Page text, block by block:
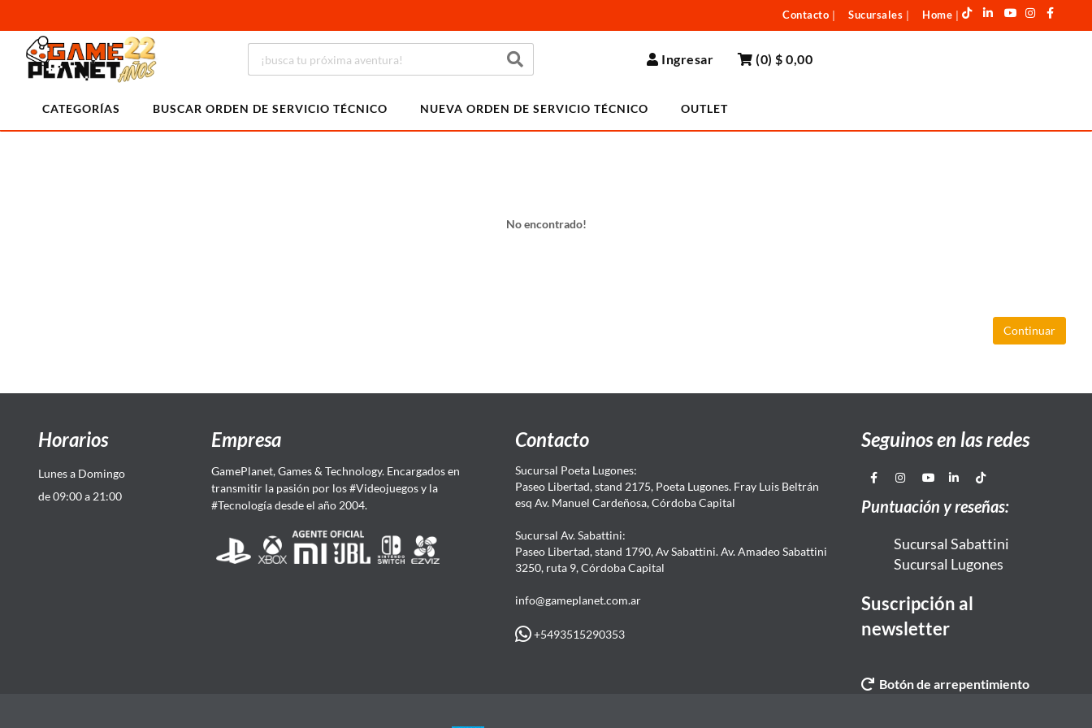
Contacto Sucursales Home
Ingresar (0)$ 0,00
CATEGORÍAS BUSCAR ORDEN DE SERVICIO TÉCNICO NUEVA ORDEN DE SERVICIO TÉCNICO OUTLET
No encontrado!
Continuar
Horarios
Lunes a Domingo
de 09:00 a 21:00
Empresa
GamePlanet, Games & Technology. Encargados en
transmitir la pasión por los #Videojuegos y la
#Tecnología desde el año 2004.
Contacto
Sucursal Poeta Lugones:
Paseo Libertad, stand 2175, Poeta Lugones. Fray Luis Beltrán
esq Av. Manuel Cardeñosa, Córdoba Capital
Sucursal Av. Sabattini:
Paseo Libertad, stand 1790, Av Sabattini. Av. Amadeo Sabattini
3250, ruta 9, Córdoba Capital
info@gameplanet.com.ar
+5493515290353
Seguinos en las redes
Puntuación y reseñas:
Sucursal Sabattini
Sucursal Lugones
Suscripción al
newsletter
Botón de arrepentimiento